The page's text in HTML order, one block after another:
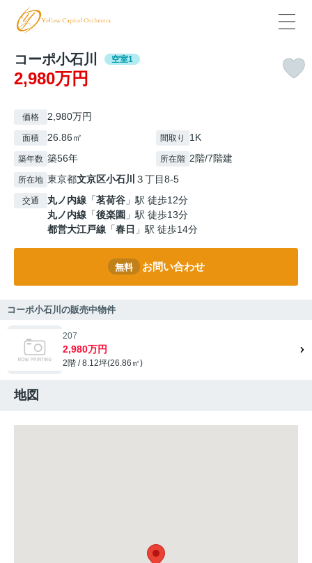
コーポ小石川 空室1
2,980万円
価格 2,980万円
面積 26.86㎡ 間取り 1K
築年数 築56年 所在階 2階/7階建
所在地 東京都文京区小石川 ３丁目8-5
交通 丸ノ内線 「茗荷谷 」駅 徒歩12分
丸ノ内線 「後楽園 」駅 徒歩13分
都営大江戸線 「春日 」駅 徒歩14分
無料 お問い合わせ
コーポ小石川の販売中物件
207
2,980万円
2階 / 8.12坪(26.86㎡)
地図